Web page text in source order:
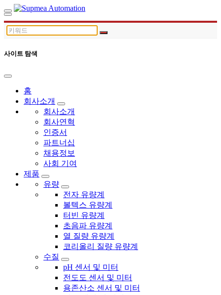
사이트 탐색
홈
회사소개
회사소개
회사연혁
인증서
파트너십
채용정보
사회 기여
제품
유량
전자 유량계
볼텍스 유량계
터빈 유량계
초음파 유량계
열 질량 유량계
코리올리 질량 유량계
수질
pH 센서 및 미터
전도도 센서 및 미터
용존산소 센서 및 미터